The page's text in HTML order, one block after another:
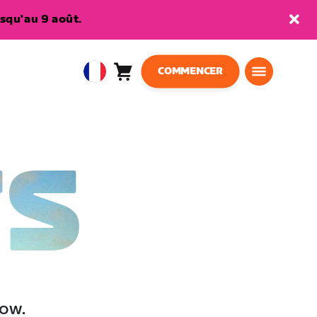
9 août.
EuropeanPanier 0
COMMENCER